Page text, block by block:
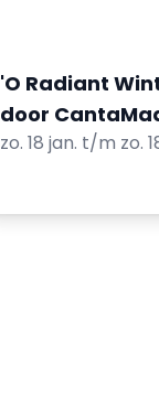
'O Radiant
door
zo. 18 jan. t/m zo.